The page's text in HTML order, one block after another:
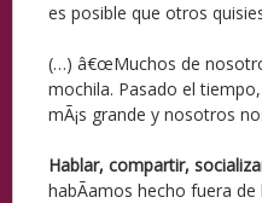
es posible que otros
(…) â€œMuchos de
mochila. Pasado el
mÃ¡s grande y nosotros
Hablar, compartir,
habÃ­amos hecho fuera